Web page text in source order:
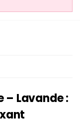
– Lavande :